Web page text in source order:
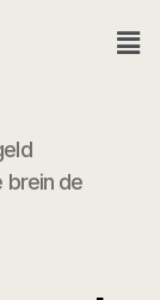
brein de